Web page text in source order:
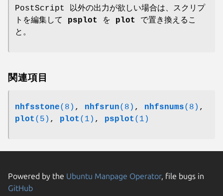
PostScript 以外の出力が欲しい場合は、スクリプ
トを編集して psplot を plot
で置き換えるこ
と。
関連項目
nhfsstone(8) , nhfsrun(8) , nhfsnums(8) ,
plot (5) , plot (1) , psplot (1)
Powered by the Ubuntu Manpage Operator, file bugs in
GitHub